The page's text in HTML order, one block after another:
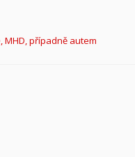
MHD, případně autem